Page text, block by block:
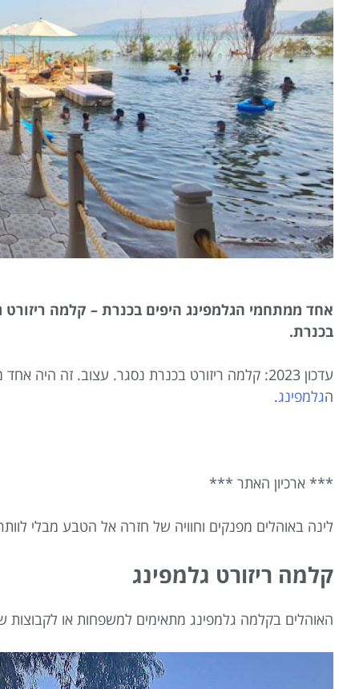
אחד ממתחמי הגלמפינג היפים בכנרת – קלמה
בכנרת.
עדכון 2023: קלמה ריזורט בכנרת נסגר. עצוב. זה
הגלמפינג.
*** ארכיון האתר ***
לינה באוהלים מפנקים וחוויה של חזרה אל הטבע מבלי
קלמה ריזורט גלמפינג
האוהלים בקלמה גלמפינג מתאימים למשפחות או לקבוצות של עד 6 אנשים ויש במתחם גם אוהל גדול המתאים